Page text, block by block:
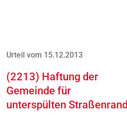
Urteil vom 15.12.2013
(2213) Haftung der
Gemeinde für
unterspülten Straßenrand